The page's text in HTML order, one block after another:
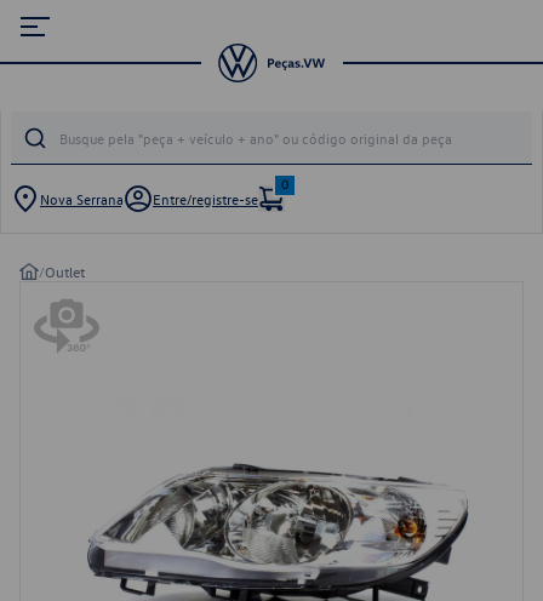
Nova Serrana Entre/registre-se
0
/Outlet